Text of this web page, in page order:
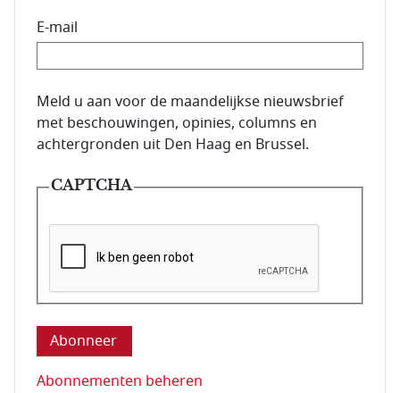
E-mail
E-mailadres van de abonnee.
Meld u aan voor de maandelijkse nieuwsbrief
met beschouwingen, opinies, columns en
achtergronden uit Den Haag en Brussel.
CAPTCHA
Deze vraag is om te controleren dat u een mens
Abonnementen beheren